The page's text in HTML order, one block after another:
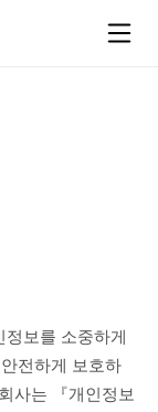
전하게 보호하
사는 『개인정보